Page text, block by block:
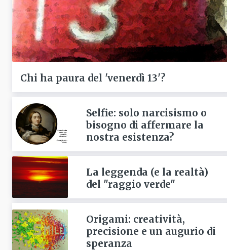
Chi ha paura del 'venerdì 13'?
Selfie: solo narcisismo o
bisogno di affermare la
nostra esistenza?
La leggenda (e la realtà)
del "raggio verde"
Origami: creatività,
precisione e un augurio di
speranza